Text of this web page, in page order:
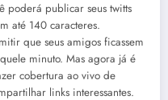
poderá publicar seus twitts
até 140 caracteres.
que seus amigos ficassem
minuto. Mas agora já é
cobertura ao vivo de
links interessantes.